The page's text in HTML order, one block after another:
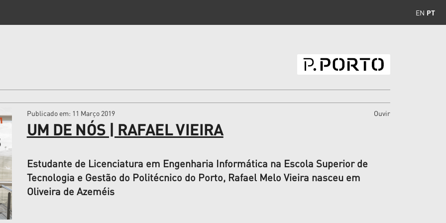
EN PT
Publicado em: 11 Março 2019 Ouvir
UM DE NÓS | RAFAEL VIEIRA
Estudante de Licenciatura em Engenharia Informática na Escola Superior de
Tecnologia e Gestão do Politécnico do Porto, Rafael Melo Vieira nasceu em
Oliveira de Azeméis